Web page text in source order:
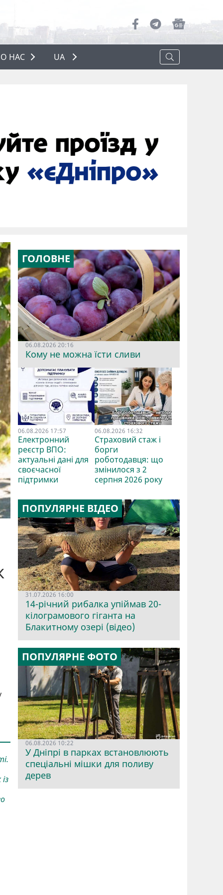
НАС
НАС
UA
ГОЛОВНЕ
06.08.2026 20:16
Кому не можна їсти сливи
06.08.2026 17:57
Електронний
реєстр ВПО:
актуальні дані для
своєчасної
підтримки
06.08.2026 16:32
Страховий стаж і
борги
роботодавця: що
змінилося з 2
серпня 2026 року
ПОПУЛЯРНЕ ВІДЕО
31.07.2026 16:00
14-річний рибалка упіймав 20-
кілограмового гіганта на
Блакитному озері (відео)
ПОПУЛЯРНЕ ФОТО
06.08.2026 10:22
У Дніпрі в парках встановлюють
спеціальні мішки для поливу
дерев